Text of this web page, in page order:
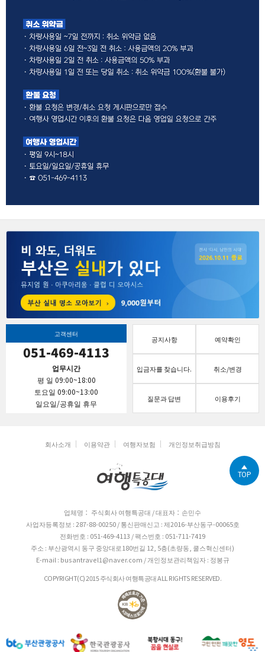
고객센터
051-469-4113
업무시간
평 일 09:00~18:00
토요일 09:00~13:00
일요일/공휴일 휴무
공지사항 예약확인
입금자를 찾습니다. 취소/변경
질문과 답변 이용후기
회사소개 이용약관 여행자보험 개인정보취급방침
업체명： 주식회사 여행특공대 / 대표자：손민수
사업자등록정보 : 287-88-00250 / 통신판매신고 : 제2016-부산동구-00065호
전화번호 : 051-469-4113 / 팩스번호 : 051-711-7419
주소 : 부산광역시 동구 중앙대로180번길 12, 5층(초량동, 쿨스혁신센터)
E-mail : busantravel1@naver.com / 개인정보관리책임자 : 정봉규
COPYRIGHT(C) 2015 주식회사 여행특공대 ALL RIGHTS RESERVED.
TOP